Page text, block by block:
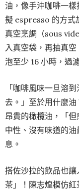
油，像手沖咖啡一
擬 espresso 的方式
真空烹調（sous
入真空袋，再抽真
泡至少 16 小時，過
「咖啡風味一旦溶
去。」至於用什麼
昂貴的橄欖油，「
中性、沒有味道的
息。
搭佐沙拉的飲品也
茶」！陳志煌模仿